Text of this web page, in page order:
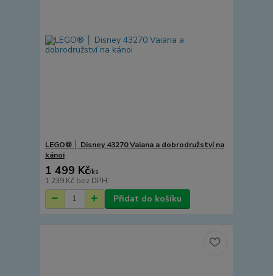
LEGO® │ Disney 43270 Vaiana a dobrodružství na
kánoi
1 499 Kč/ks
1 239 Kč bez DPH
Přidat do košíku